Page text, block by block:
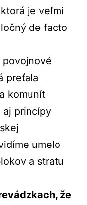
je veľmi
de facto
povojnové
preťala
komunít
aj princípy
umelo
a stratu
že